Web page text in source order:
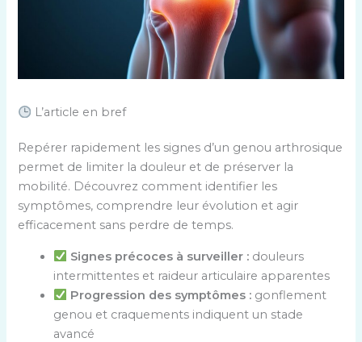
L’article en bref
Repérer rapidement les signes d’un genou arthrosique
permet de limiter la douleur et de préserver la
mobilité. Découvrez comment identifier les
symptômes, comprendre leur évolution et agir
efficacement sans perdre de temps.
Signes précoces à surveiller :douleurs
intermittentes et raideur articulaire apparentes
Progression des symptômes :gonflement
genou et craquements indiquent un stade
avancé